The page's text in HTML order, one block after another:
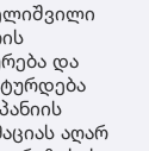
და
აღარ